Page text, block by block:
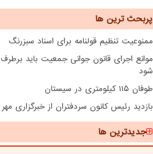
پربحث ترین ها
ممنوعیت تنظیم قولنامه برای اسناد سبزرنگ
موانع اجرای قانون جوانی جمعیت باید برطرف
شود
طوفان ۱۱۵ کیلومتری در سیستان
بازدید رئیس کانون سردفتران از خبرگزاری مهر
جدیدترین ها